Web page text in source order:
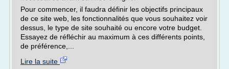
Pour commencer, il faudra définir les objectifs principaux
de ce site web, les fonctionnalités que vous souhaitez voir
dessus, le type de site souhaité ou encore votre budget.
Essayez de réfléchir au maximum à ces différents points,
de préférence,...
Lire la suite